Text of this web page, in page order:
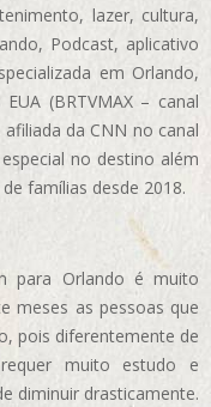
lazer, cultura,
Podcast, aplicativo
em Orlando,
(BRTVMAX – canal
da CNN no canal
no destino além
famílias desde 2018.
para Orlando é muito
meses as pessoas que
pois diferentemente de
muito estudo e
diminuir drasticamente.